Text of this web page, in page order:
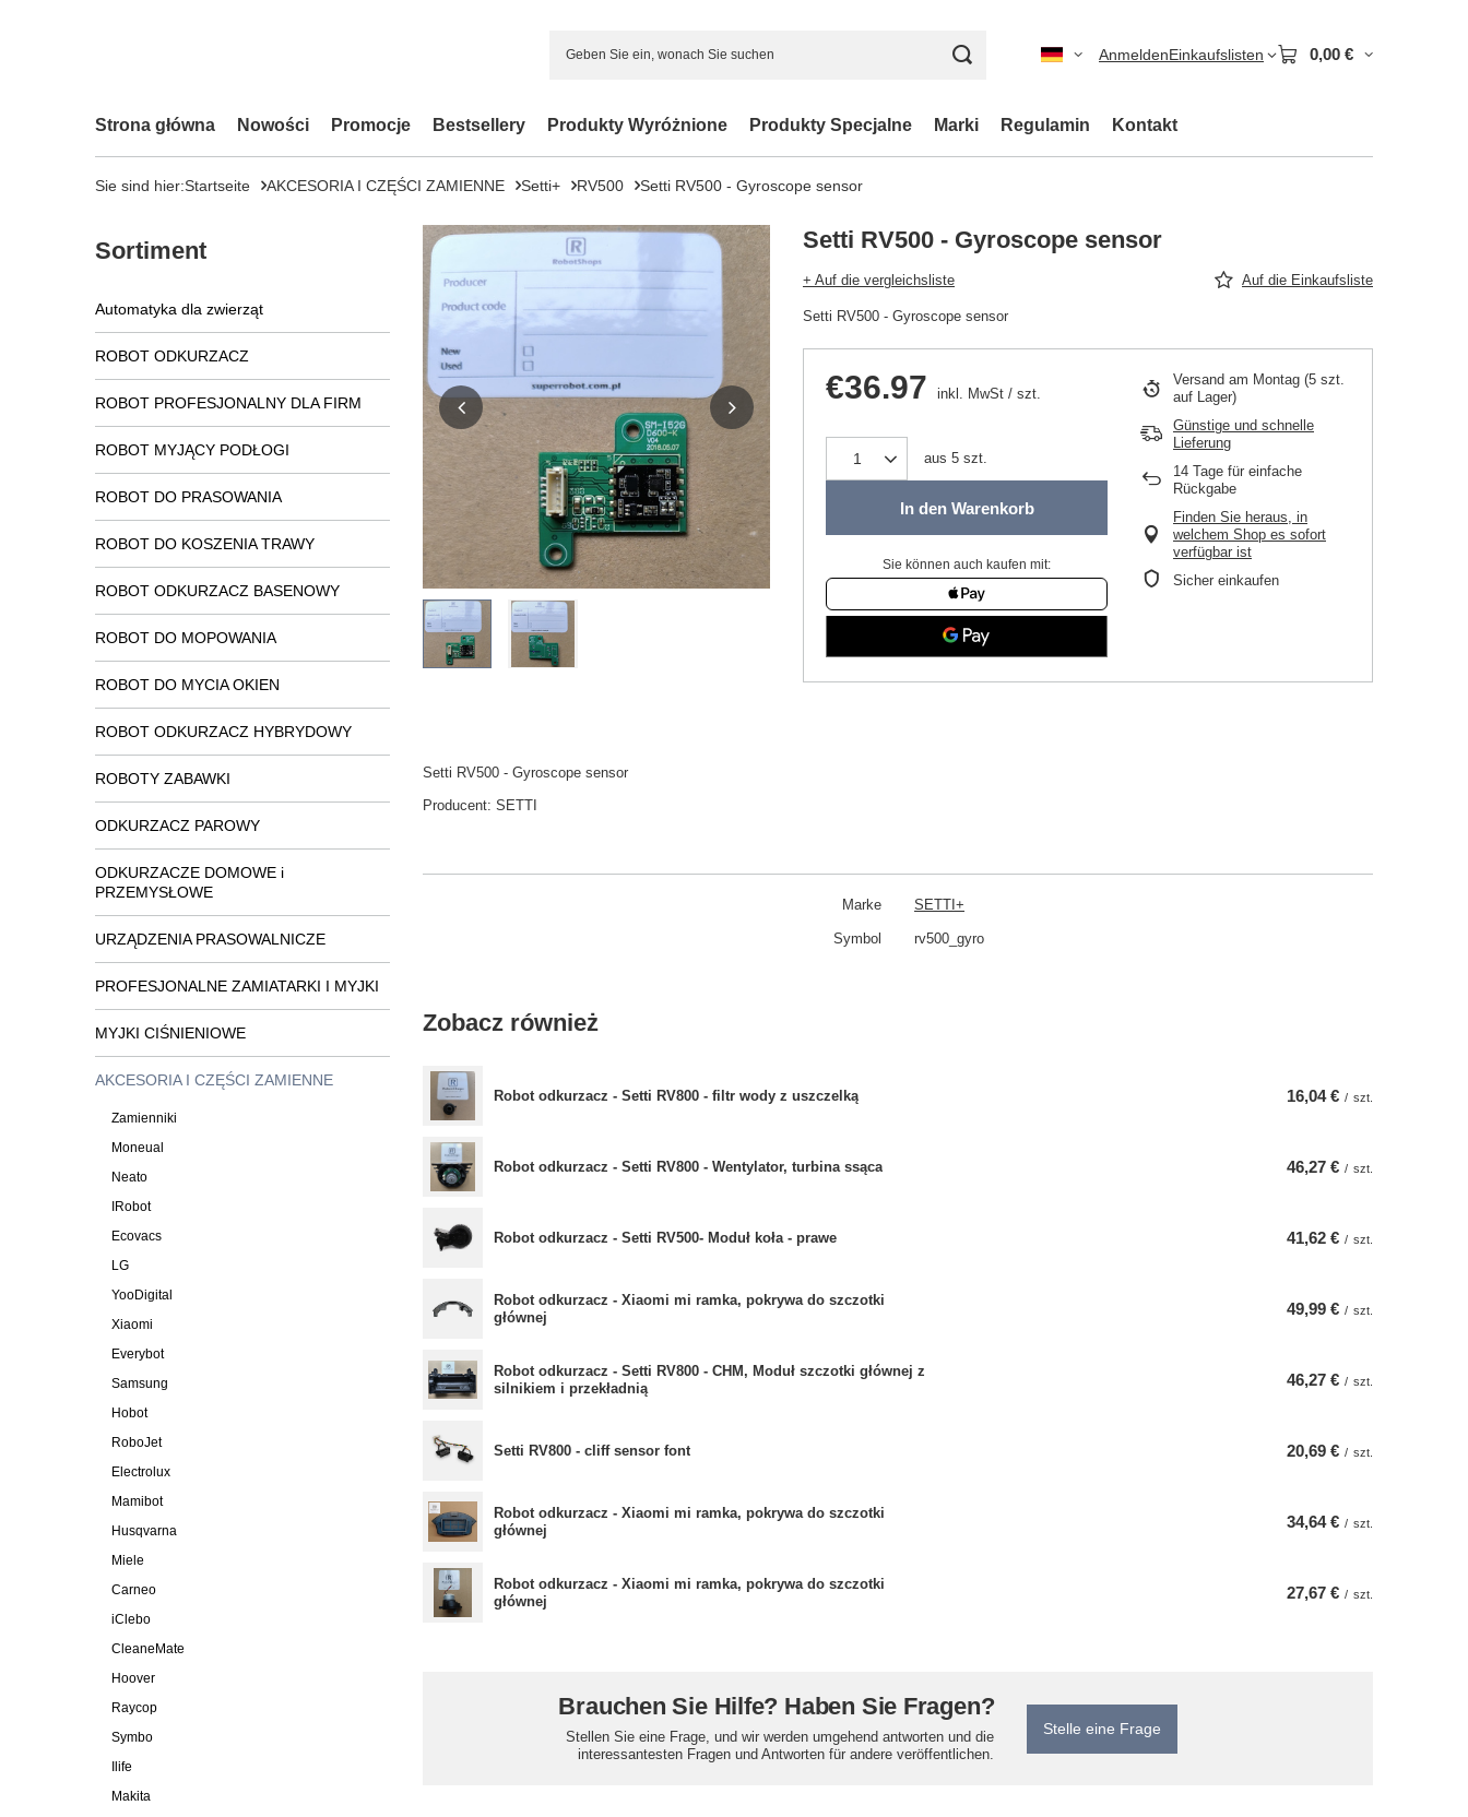
AnmeldenEinkaufslisten 0,00 €
Strona główna Nowości Promocje Bestsellery Produkty Wyróżnione Produkty Specjalne Marki Regulamin Kontakt
Sie sind hier:Startseite AKCESORIA I CZĘŚCI ZAMIENNE Setti+ RV500 Setti RV500 - Gyroscope sensor
Sortiment
Automatyka dla zwierząt
ROBOT ODKURZACZ
ROBOT PROFESJONALNY DLA FIRM
ROBOT MYJĄCY PODŁOGI
ROBOT DO PRASOWANIA
ROBOT DO KOSZENIA TRAWY
ROBOT ODKURZACZ BASENOWY
ROBOT DO MOPOWANIA
ROBOT DO MYCIA OKIEN
ROBOT ODKURZACZ HYBRYDOWY
ROBOTY ZABAWKI
ODKURZACZ PAROWY
ODKURZACZE DOMOWE i
PRZEMYSŁOWE
URZĄDZENIA PRASOWALNICZE
PROFESJONALNE ZAMIATARKI I MYJKI
MYJKI CIŚNIENIOWE
AKCESORIA I CZĘŚCI ZAMIENNE
Zamienniki
Moneual
Neato
IRobot
Ecovacs
LG
YooDigital
Xiaomi
Everybot
Samsung
Hobot
RoboJet
Electrolux
Mamibot
Husqvarna
Miele
Carneo
iClebo
CleaneMate
Hoover
Raycop
Symbo
Ilife
Makita
Setti RV500 - Gyroscope sensor
+ Auf die vergleichsliste Auf die Einkaufsliste
Setti RV500 - Gyroscope sensor
€36.97 inkl. MwSt / szt.
aus 5 szt.
In den Warenkorb
Sie können auch kaufen mit:
Versand am Montag (5 szt.
auf Lager)
Günstige und schnelle
Lieferung
14 Tage für einfache
Rückgabe
Finden Sie heraus, in
welchem Shop es sofort
verfügbar ist
Sicher einkaufen
Setti RV500 - Gyroscope sensor
Producent: SETTI
Marke SETTI+
Symbol rv500_gyro
Zobacz również
Robot odkurzacz - Setti RV800 - filtr wody z uszczelką 16,04 € / szt.
Robot odkurzacz - Setti RV800 - Wentylator, turbina ssąca 46,27 € / szt.
Robot odkurzacz - Setti RV500- Moduł koła - prawe 41,62 € / szt.
Robot odkurzacz - Xiaomi mi ramka, pokrywa do szczotki
głównej
49,99 € / szt.
Robot odkurzacz - Setti RV800 - CHM, Moduł szczotki głównej z
silnikiem i przekładnią
46,27 € / szt.
Setti RV800 - cliff sensor font 20,69 € / szt.
Robot odkurzacz - Xiaomi mi ramka, pokrywa do szczotki
głównej
34,64 € / szt.
Robot odkurzacz - Xiaomi mi ramka, pokrywa do szczotki
głównej
27,67 € / szt.
Brauchen Sie Hilfe? Haben Sie Fragen?
Stellen Sie eine Frage, und wir werden umgehend antworten und die
interessantesten Fragen und Antworten für andere veröffentlichen.
Stelle eine Frage